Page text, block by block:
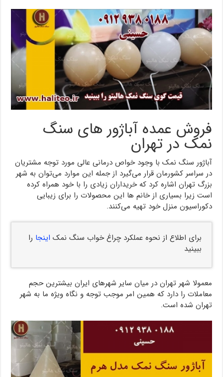
فروش عمده آباژور های سنگ
نمک در تهران
آباژور سنگ نمک با وجود خواص درمانی عالی مورد توجه مشتریان
در سراسر کشورمان قرار می‌گیرد از جمله این موارد می‌توان به شهر
بزرگ تهران اشاره کرد که خریداران زیادی را با خود همراه کرده
است زیرا بسیاری از خانم ها این محصولات را برای زیبایی
دکوراسیون منزل خود تهیه می‌کنند.
برای اطلاع از نحوه عملکرد چراغ خواب سنگ نمک اینجا را
ببینید
معمولا شهر تهران در میان سایر شهرهای ایران بیشترین حجم
معاملات را دارد که همین امر موجب توجه و نگاه ویژه ما به شهر
تهران شده است.